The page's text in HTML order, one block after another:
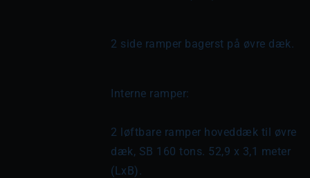
2 side ramper bagerst på øvre dæk.
Interne ramper:
2 løftbare ramper hoveddæk til øvre
dæk, SB 160 tons. 52,9 x 3,1 meter
(LxB).